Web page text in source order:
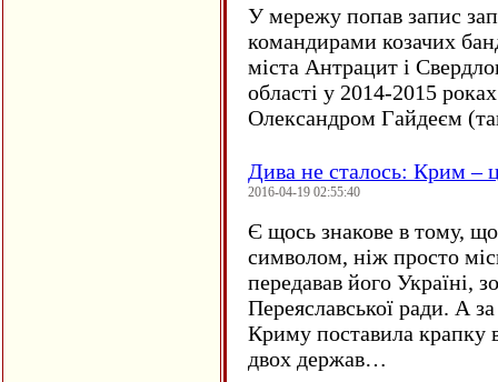
У мережу попав запис
командирами козачих
міста Антрацит і
області у 2014-2015
Олександром Гайдеєм
Дива не сталось: Крим –
2016-04-19 02:55:40
Є щось знакове в тому, що
символом, ніж просто
передавав його Україні,
Переяславської ради. А
Криму поставила крапку
двох держав…